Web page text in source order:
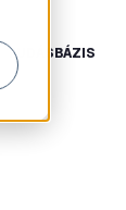
TUDÁSBÁZIS